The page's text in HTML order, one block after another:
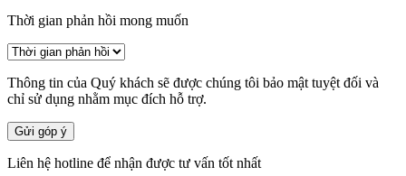
Thời gian phản hồi mong muốn
Thông tin của Quý khách sẽ được chúng tôi bảo mật tuyệt đối và
chỉ sử dụng nhằm mục đích hỗ trợ.
Gửi góp ý
Liên hệ hotline để nhận được tư vấn tốt nhất